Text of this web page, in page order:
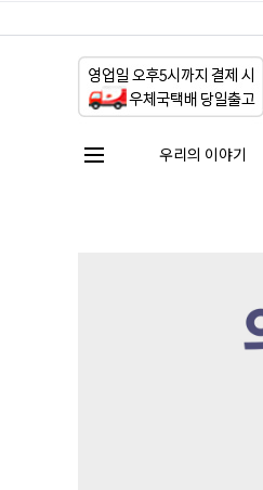
우리의 이야기